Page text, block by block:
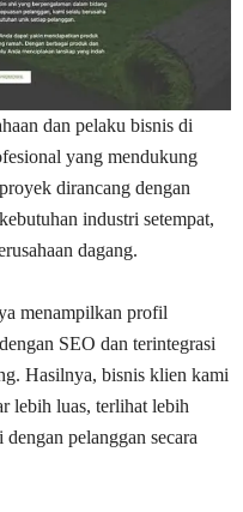
dan pelaku bisnis di
yang mendukung
dirancang dengan
industri setempat,
dagang.
menampilkan profil
SEO dan terintegrasi
Hasilnya, bisnis klien kami
lebih luas, terlihat lebih
pelanggan secara